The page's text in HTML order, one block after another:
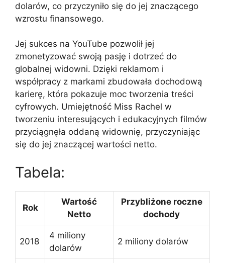
dolarów, co przyczyniło się do jej znaczącego
wzrostu finansowego.
Jej sukces na YouTube pozwolił jej
zmonetyzować swoją pasję i dotrzeć do
globalnej widowni. Dzięki reklamom i
współpracy z markami zbudowała dochodową
karierę, która pokazuje moc tworzenia treści
cyfrowych. Umiejętność Miss Rachel w
tworzeniu interesujących i edukacyjnych filmów
przyciągnęła oddaną widownię, przyczyniając
się do jej znaczącej wartości netto.
Tabela:
Rok
Wartość
Netto
Przybliżone roczne
dochody
2018
4 miliony
dolarów
2 miliony dolarów